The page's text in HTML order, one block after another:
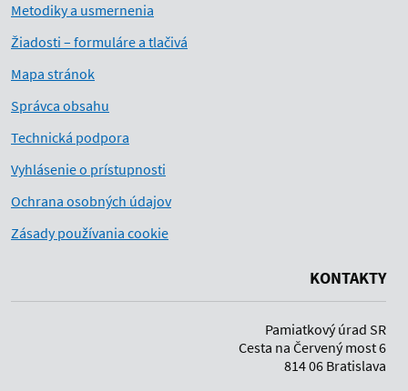
Metodiky a usmernenia
Žiadosti – formuláre a tlačivá
Mapa stránok
Správca obsahu
Technická podpora
Vyhlásenie o prístupnosti
Ochrana osobných údajov
Zásady používania cookie
KONTAKTY
Pamiatkový úrad SR
Cesta na Červený most 6
814 06 Bratislava